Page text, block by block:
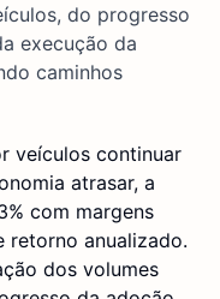
do progresso
execução da
caminhos
veículos continuar
atrasar, a
com margens
retorno anualizado.
dos volumes